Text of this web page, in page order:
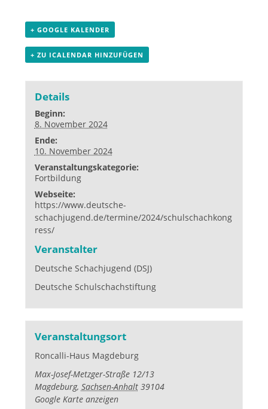
+ GOOGLE KALENDER
+ ZU ICALENDAR HINZUFÜGEN
Details
Beginn:
8. November 2024
Ende:
10. November 2024
Veranstaltungskategorie:
Fortbildung
Webseite:
https://www.deutsche-
schachjugend.de/termine/2024/schulschachkong
ress/
Veranstalter
Deutsche Schachjugend (DSJ)
Deutsche Schulschachstiftung
Veranstaltungsort
Roncalli-Haus Magdeburg
Max-Josef-Metzger-Straße 12/13
Magdeburg, Sachsen-Anhalt 39104
Google Karte anzeigen